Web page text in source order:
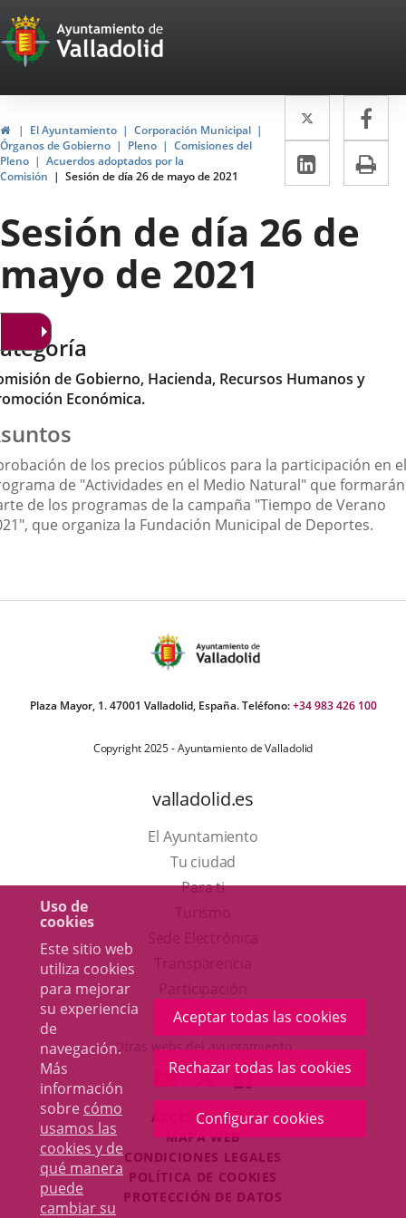
Uso de
cookies
Este sitio web
utiliza cookies
para mejorar
su experiencia
de
navegación.
Más
información
sobre cómo
usamos las
cookies y de
qué manera
puede
cambiar su
Aceptar todas las cookies
Rechazar todas las cookies
Configurar cookies
Portal
Web
del
Ayuntamiento
de
Valladolid
InicioEl Ayuntamiento
Corporación Municipal
Órganos de Gobierno
Pleno
Comisiones del
Pleno
Acuerdos adoptados por la
Comisión
Sesión de día 26 de mayo de 2021
Twitter
Enlace
a
una
externa.
a
LinkedIn
Enlace
a
una
Sesión de día 26 de
mayo de 2021
de Gobierno, Hacienda, Recursos Humanos y
Económica.
de los precios públicos para la participación en el
de "Actividades en el Medio Natural" que formarán
de los programas de la campaña "Tiempo de Verano
que organiza la Fundación Municipal de Deportes.
Plaza Mayor, 1. 47001 Valladolid, España. Teléfono:+34 983 426 100
Copyright 2025 - Ayuntamiento de Valladolid
valladolid.es
El Ayuntamiento
Tu ciudad
Para ti
en
una
ventana
nueva.
aplicación
externa.
Otras webs del ayuntamiento
ENLACE
A
UNA
APLICACIÓN
EXTERNA.
ENLACE
A
UNA
APLICACIÓN
EXTERNA.
ENLACE
A
UNA
EXTERNA.
ACCESIBILIDAD
MAPA WEB
CONDICIONES LEGALES
POLÍTICA DE COOKIES
PROTECCIÓN DE DATOS